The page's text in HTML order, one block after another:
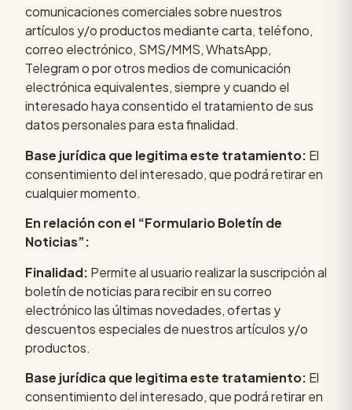
comunicaciones comerciales sobre nuestros
artículos y/o productos mediante carta, teléfono,
correo electrónico, SMS/MMS, WhatsApp,
Telegram o por otros medios de comunicación
electrónica equivalentes, siempre y cuando el
interesado haya consentido el tratamiento de sus
datos personales para esta finalidad.
Base jurídica que legitima este tratamiento: El
consentimiento del interesado, que podrá retirar en
cualquier momento.
En relación con el “Formulario Boletín de
Noticias”:
Finalidad: Permite al usuario realizar la suscripción al
boletín de noticias para recibir en su correo
electrónico las últimas novedades, ofertas y
descuentos especiales de nuestros artículos y/o
productos.
Base jurídica que legitima este tratamiento: El
consentimiento del interesado, que podrá retirar en